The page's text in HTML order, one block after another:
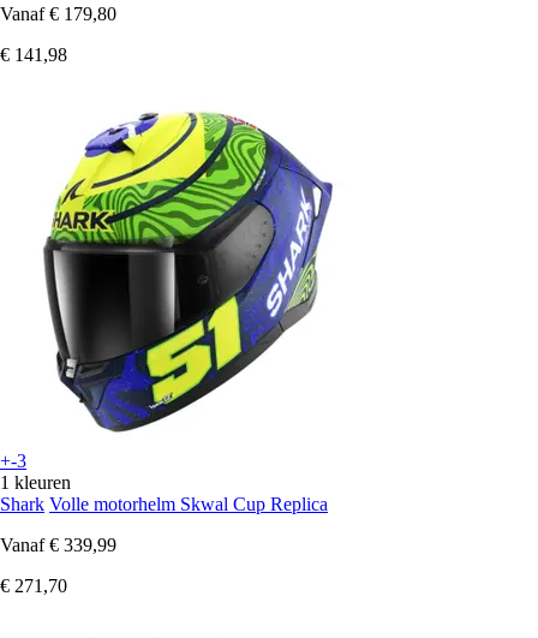
Vanaf € 179,80
€ 141,98
+-3
1 kleuren
Shark Volle motorhelm Skwal Cup Replica
Vanaf € 339,99
€ 271,70